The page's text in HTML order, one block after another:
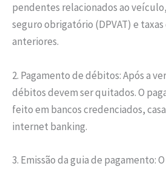
pendentes relacionados ao
seguro obrigatório (DPVAT) e taxas
anteriores.
2. Pagamento de débitos: Após a
débitos devem ser quitados. O
feito em bancos credenciados,
internet banking.
3. Emissão da guia de pagamento: